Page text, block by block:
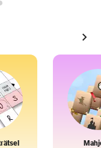
chevron_right